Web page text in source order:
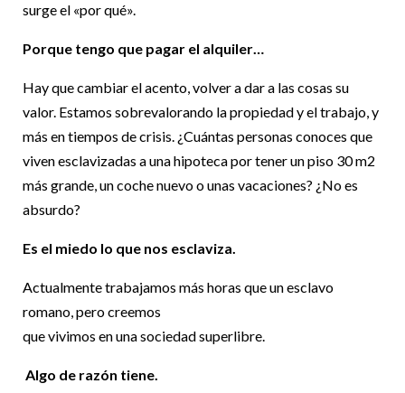
surge el «por qué».
Porque tengo que pagar el alquiler…
Hay que cambiar el acento, volver a dar a las cosas su
valor. Estamos sobrevalorando la propiedad y el trabajo, y
más en tiempos de crisis. ¿Cuántas personas conoces que
viven esclavizadas a una hipoteca por tener un piso 30 m2
más grande, un coche nuevo o unas vacaciones? ¿No es
absurdo?
Es el miedo lo que nos esclaviza.
Actualmente trabajamos más horas que un esclavo
romano, pero creemos
que vivimos en una sociedad superlibre.
Algo de razón tiene.